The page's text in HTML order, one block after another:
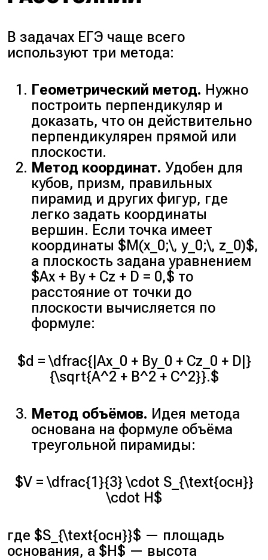
В задачах ЕГЭ чаще всего
используют три метода:
Геометрический метод. Нужно
построить перпендикуляр и
доказать, что он действительно
перпендикулярен прямой или
плоскости.
Метод координат. Удобен для
кубов, призм, правильных
пирамид и других фигур, где
легко задать координаты
вершин. Если точка имеет
координаты $M(x_0;\, y_0;\, z_0)$,
а плоскость задана уравнением
$Ax + By + Cz + D = 0,$ то
расстояние от точки до
плоскости вычисляется по
формуле:
$d = \dfrac{|Ax_0 + By_0 + Cz_0 + D|}
{\sqrt{A^2 + B^2 + C^2}}.$
Метод объёмов. Идея метода
основана на формуле объёма
треугольной пирамиды:
$V = \dfrac{1}{3} \cdot S_{\text{осн}}
\cdot H$
где $S_{\text{осн}}$ — площадь
основания, а $H$ — высота